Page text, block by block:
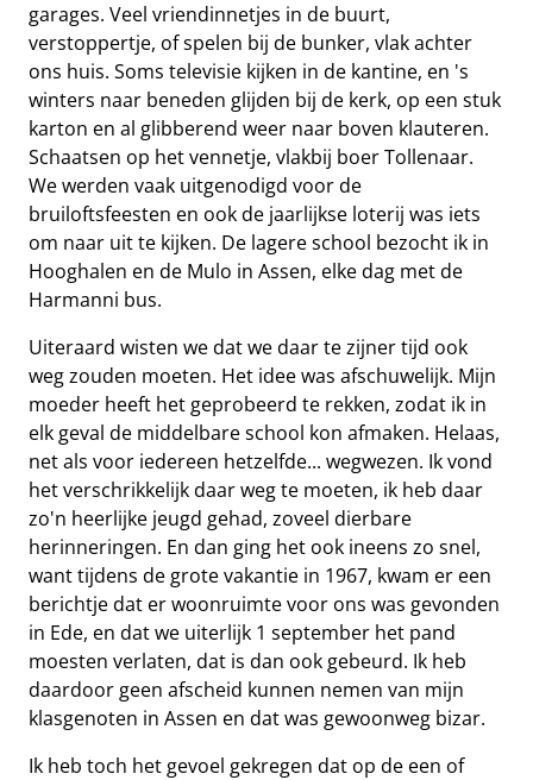
garages. Veel vriendinnetjes in de buurt,
verstoppertje, of spelen bij de bunker, vlak achter
ons huis. Soms televisie kijken in de kantine, en 's
winters naar beneden glijden bij de kerk, op een stuk
karton en al glibberend weer naar boven klauteren.
Schaatsen op het vennetje, vlakbij boer Tollenaar.
We werden vaak uitgenodigd voor de
bruiloftsfeesten en ook de jaarlijkse loterij was iets
om naar uit te kijken. De lagere school bezocht ik in
Hooghalen en de Mulo in Assen, elke dag met de
Harmanni bus.
Uiteraard wisten we dat we daar te zijner tijd ook
weg zouden moeten. Het idee was afschuwelijk. Mijn
moeder heeft het geprobeerd te rekken, zodat ik in
elk geval de middelbare school kon afmaken. Helaas,
net als voor iedereen hetzelfde... wegwezen. Ik vond
het verschrikkelijk daar weg te moeten, ik heb daar
zo'n heerlijke jeugd gehad, zoveel dierbare
herinneringen. En dan ging het ook ineens zo snel,
want tijdens de grote vakantie in 1967, kwam er een
berichtje dat er woonruimte voor ons was gevonden
in Ede, en dat we uiterlijk 1 september het pand
moesten verlaten, dat is dan ook gebeurd. Ik heb
daardoor geen afscheid kunnen nemen van mijn
klasgenoten in Assen en dat was gewoonweg bizar.
Ik heb toch het gevoel gekregen dat op de een of